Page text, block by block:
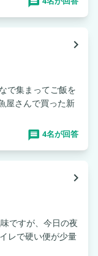
navigate_next
で集まってご飯を
屋さんで買った新
4名が回答
navigate_next
ですが、今日の夜
レで硬い便が少量